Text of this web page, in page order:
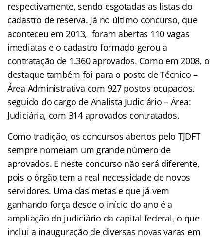
respectivamente, sendo esgotadas as listas do
cadastro de reserva. Já no último concurso, que
aconteceu em 2013, foram abertas 110 vagas
imediatas e o cadastro formado gerou a
contratação de 1.360 aprovados. Como em 2008, o
destaque também foi para o posto de Técnico –
Área Administrativa com 927 postos ocupados,
seguido do cargo de Analista Judiciário – Área:
Judiciária, com 314 aprovados contratados.
Como tradição, os concursos abertos pelo TJDFT
sempre nomeiam um grande número de
aprovados. E neste concurso não será diferente,
pois o órgão tem a real necessidade de novos
servidores. Uma das metas e que já vem
ganhando força desde o início do ano é a
ampliação do judiciário da capital federal, o que
inclui a inauguração de diversas novas varas em